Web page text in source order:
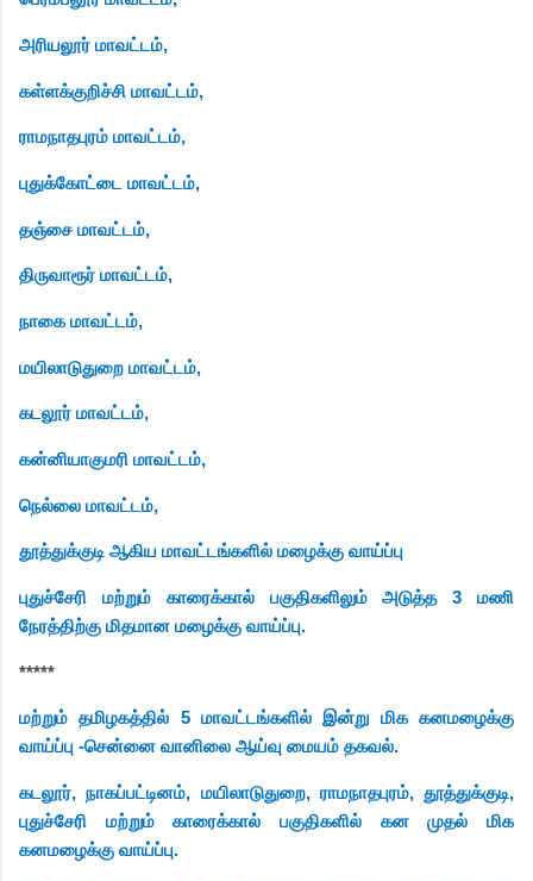
அரியலூர் மாவட்டம்,
கள்ளக்குறிச்சி மாவட்டம்,
ராமநாதபுரம் மாவட்டம்,
புதுக்கோட்டை மாவட்டம்,
தஞ்சை மாவட்டம்,
திருவாரூர் மாவட்டம்,
நாகை மாவட்டம்,
மயிலாடுதுறை மாவட்டம்,
கடலூர் மாவட்டம்,
கன்னியாகுமரி மாவட்டம்,
நெல்லை மாவட்டம்,
தூத்துக்குடி ஆகிய மாவட்டங்களில் மழைக்கு வாய்ப்பு
புதுச்சேரி மற்றும் காரைக்கால் பகுதிகளிலும் அடுத்த 3 மணி
நேரத்திற்கு மிதமான மழைக்கு வாய்ப்பு.
*****
மற்றும் தமிழகத்தில் 5 மாவட்டங்களில் இன்று மிக கனமழைக்கு
வாய்ப்பு -சென்னை வானிலை ஆய்வு மையம் தகவல்.
கடலூர், நாகப்பட்டினம், மயிலாடுதுறை, ராமநாதபுரம், தூத்துக்குடி,
புதுச்சேரி மற்றும் காரைக்கால் பகுதிகளில் கன முதல் மிக
கனமழைக்கு வாய்ப்பு.